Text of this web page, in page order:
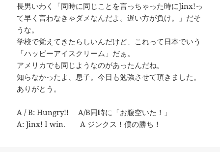
長男いわく「同時に同じことを言っちゃった時にJinx!っ
て早く言わなきゃダメなんだよ。遅い方が負け。」だそ
うな。
学校で覚えてきたらしいんだけど、これって日本でいう
「ハッピーアイスクリーム」だぁ。
アメリカでも同じようなのがあったんだね。
知らなかったよ、息子。今日も勉強させて頂きました。
ありがとう。
A / B: Hungry!! A/B同時に「お腹空いた！」
A: Jinx! I win. A ジンクス！僕の勝ち！